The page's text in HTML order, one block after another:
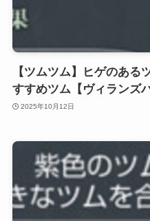
【ツムツム】ヒゲのある
すすめツム【ヴィランズ
2025年10月12日